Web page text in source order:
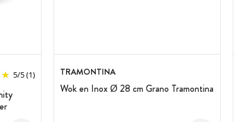
5/5(1) TRAMONTINA
Wok en Inox Ø 28 cm Grano Tramontina